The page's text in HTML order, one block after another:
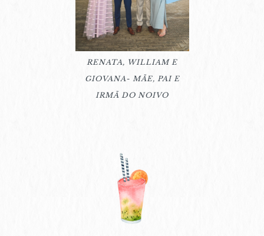
RENATA, WILLIAM E
GIOVANA- MÃE, PAI E
IRMÃ DO NOIVO